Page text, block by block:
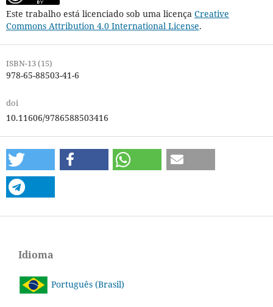
Este trabalho está licenciado sob uma licença Creative
Commons Attribution 4.0 International License.
ISBN-13 (15)
978-65-88503-41-6
doi
10.11606/9786588503416
Idioma
Português (Brasil)